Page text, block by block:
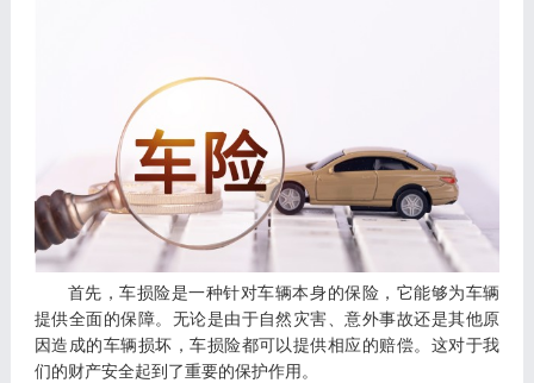
首先，车损险是一种针对车辆本身的保险，它能够为车辆
提供全面的保障。无论是由于自然灾害、意外事故还是其他原
因造成的车辆损坏，车损险都可以提供相应的赔偿。这对于我
们的财产安全起到了重要的保护作用。